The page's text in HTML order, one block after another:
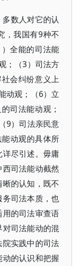
数人对它的认
，我国有9种不
全能的司法能
；（3）司法方
会纠纷意义上
动观；（6）立
司法能动观；
9）司法亲民意
动观的具体所
尽引述。毋庸
司法能动截然
的认知，既不
司法本质，也
的司法审查语
司法能动的混
实践中的司法
的认识和把握